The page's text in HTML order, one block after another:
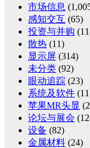
市场信息
感知交互 (65)
投资与并购
散热 (11)
显示屏 (314)
未分类 (92)
眼动追踪 (23)
系统及软件
苹果MR头显
论坛与展会
设备 (82)
金属材料 (24)